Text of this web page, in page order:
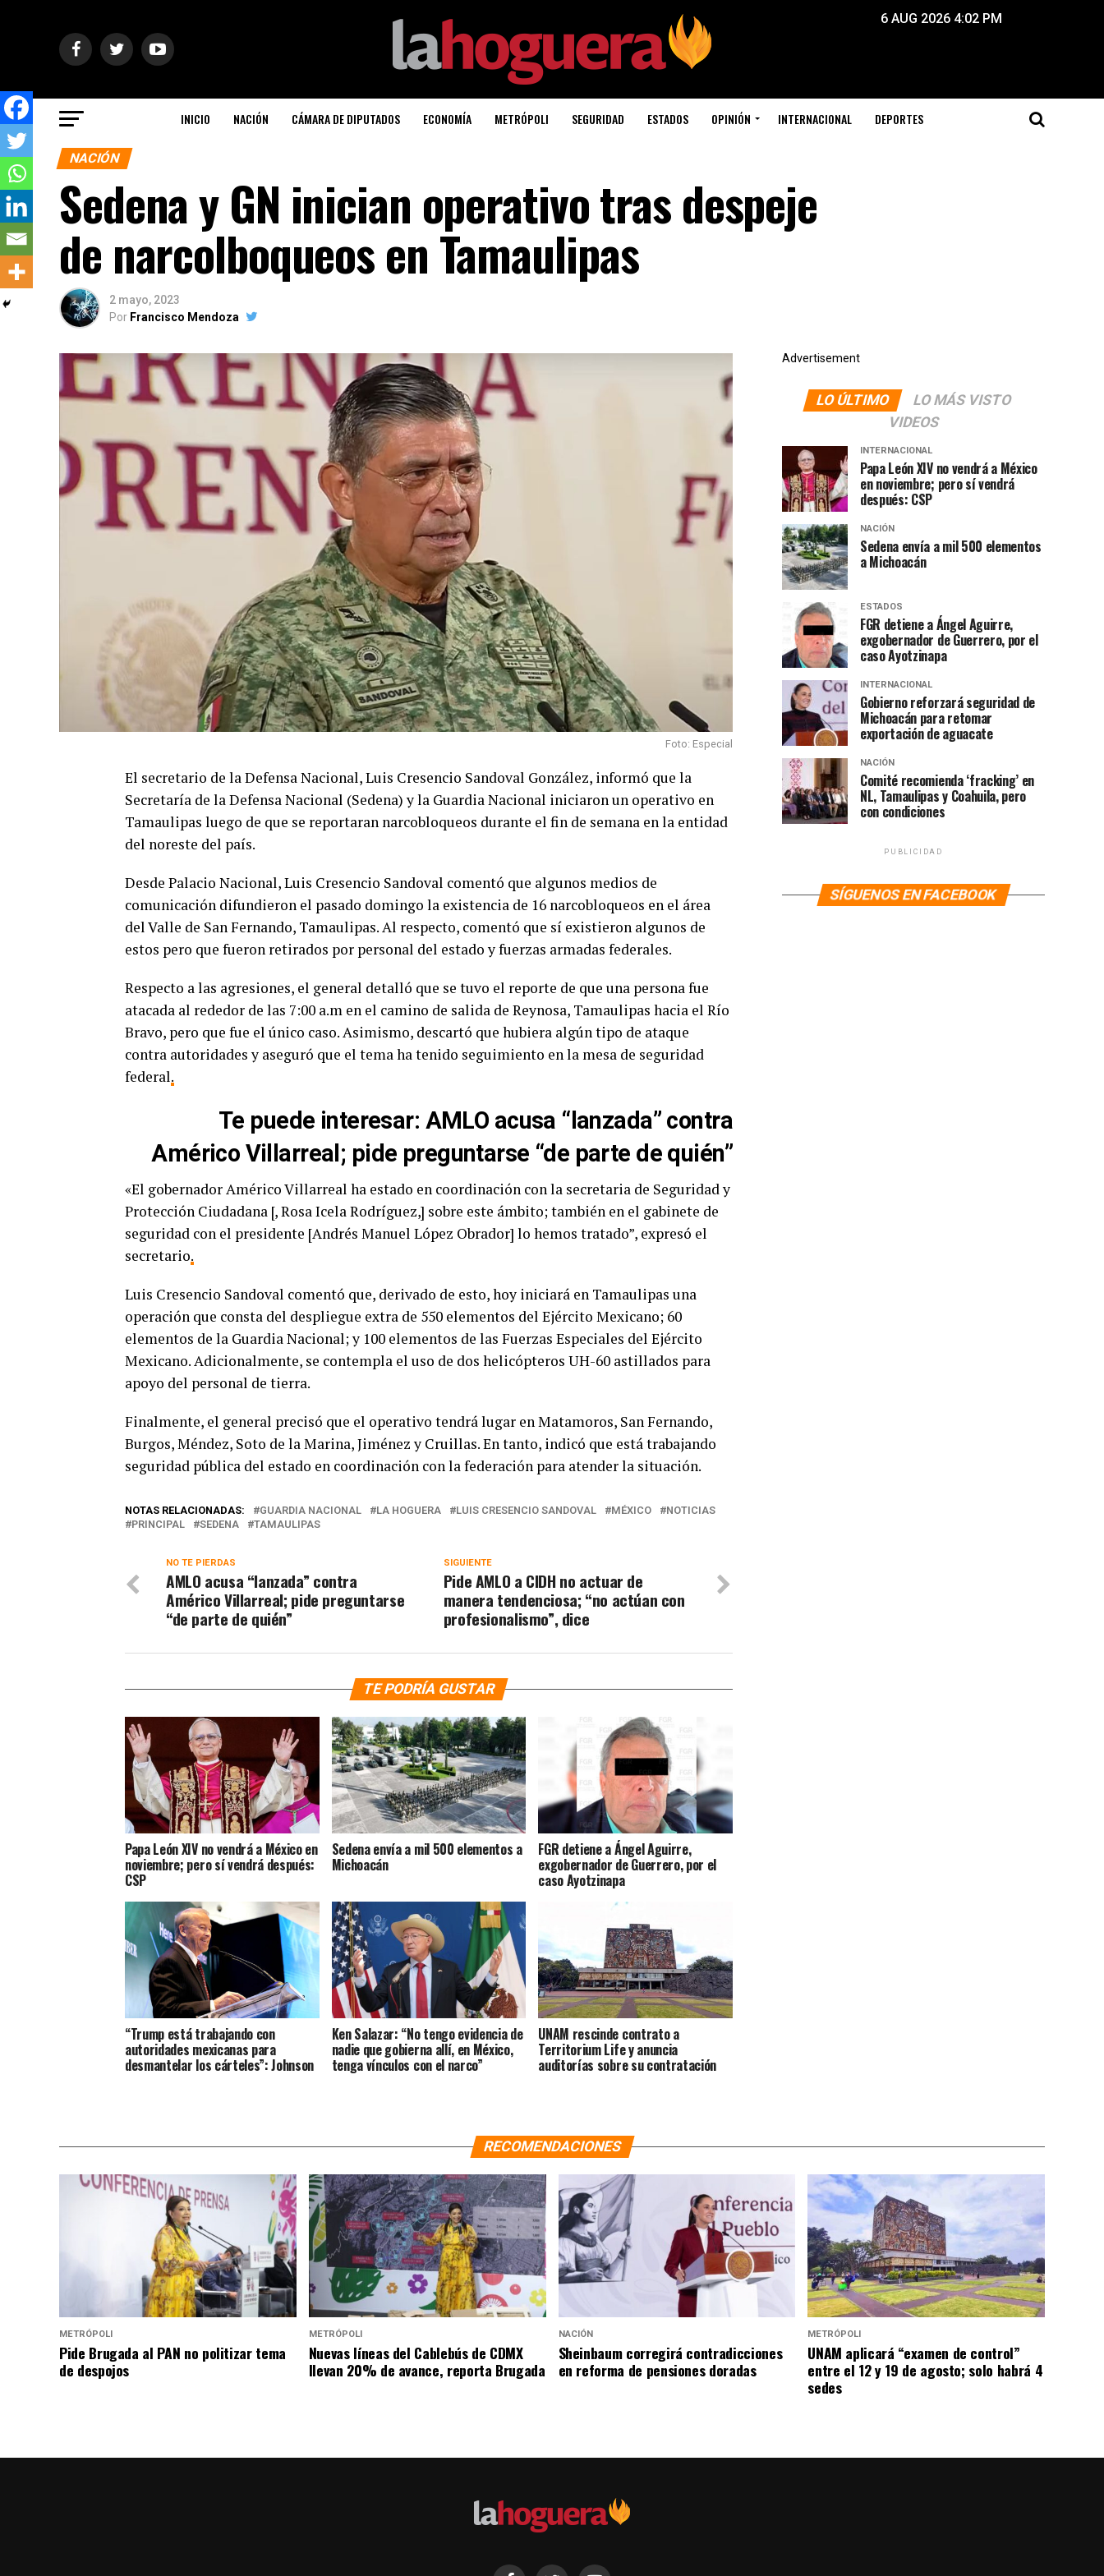
6 AUG 2026 4:02 PM
INICIO NACIÓN CÁMARA DE DIPUTADOS ECONOMÍA METRÓPOLI SEGURIDAD ESTADOS OPINIÓN INTERNACIONAL DEPORTES
NACIÓN
Sedena y GN inician operativo tras despeje
de narcolboqueos en Tamaulipas
2 mayo, 2023
Por Francisco Mendoza
Foto: Especial
El secretario de la Defensa Nacional, Luis Cresencio Sandoval González, informó que la
Secretaría de la Defensa Nacional (Sedena) y la Guardia Nacional iniciaron un operativo en
Tamaulipas luego de que se reportaran narcobloqueos durante el fin de semana en la entidad
del noreste del país.
Desde Palacio Nacional, Luis Cresencio Sandoval comentó que algunos medios de
comunicación difundieron el pasado domingo la existencia de 16 narcobloqueos en el área
del Valle de San Fernando, Tamaulipas. Al respecto, comentó que sí existieron algunos de
estos pero que fueron retirados por personal del estado y fuerzas armadas federales.
Respecto a las agresiones, el general detalló que se tuvo el reporte de que una persona fue
atacada al rededor de las 7:00 a.m en el camino de salida de Reynosa, Tamaulipas hacia el Río
Bravo, pero que fue el único caso. Asimismo, descartó que hubiera algún tipo de ataque
contra autoridades y aseguró que el tema ha tenido seguimiento en la mesa de seguridad
federal.
Te puede interesar: AMLO acusa “lanzada” contra
Américo Villarreal; pide preguntarse “de parte de quién”
«El gobernador Américo Villarreal ha estado en coordinación con la secretaria de Seguridad y
Protección Ciudadana [, Rosa Icela Rodríguez,] sobre este ámbito; también en el gabinete de
seguridad con el presidente [Andrés Manuel López Obrador] lo hemos tratado”, expresó el
secretario.
Luis Cresencio Sandoval comentó que, derivado de esto, hoy iniciará en Tamaulipas una
operación que consta del despliegue extra de 550 elementos del Ejército Mexicano; 60
elementos de la Guardia Nacional; y 100 elementos de las Fuerzas Especiales del Ejército
Mexicano. Adicionalmente, se contempla el uso de dos helicópteros UH-60 astillados para
apoyo del personal de tierra.
Finalmente, el general precisó que el operativo tendrá lugar en Matamoros, San Fernando,
Burgos, Méndez, Soto de la Marina, Jiménez y Cruillas. En tanto, indicó que está trabajando
seguridad pública del estado en coordinación con la federación para atender la situación.
NOTAS RELACIONADAS: GUARDIA NACIONAL LA HOGUERA LUIS CRESENCIO SANDOVAL MÉXICO
NOTICIAS
PRINCIPAL
SEDENA TAMAULIPAS
SIGUIENTE
Pide AMLO a CIDH no actuar de
manera tendenciosa; “no actúan con
profesionalismo”, dice
NO TE PIERDAS
AMLO acusa “lanzada” contra
Américo Villarreal; pide preguntarse
“de parte de quién”
TE PODRÍA GUSTAR
Papa León XIV no vendrá a México en
noviembre; pero sí vendrá después:
CSP
Sedena envía a mil 500 elementos a
Michoacán
FGR detiene a Ángel Aguirre,
exgobernador de Guerrero, por el
caso Ayotzinapa
“Trump está trabajando con
autoridades mexicanas para
desmantelar los cárteles”: Johnson
Ken Salazar: “No tengo evidencia de
nadie que gobierna allí, en México,
tenga vínculos con el narco”
UNAM rescinde contrato a
Territorium Life y anuncia
auditorías sobre su contratación
Advertisement
LO ÚLTIMO
LO MÁS VISTO
VIDEOS
INTERNACIONAL
Papa León XIV no vendrá a México
en noviembre; pero sí vendrá
después: CSP
NACIÓN
Sedena envía a mil 500 elementos
a Michoacán
ESTADOS
FGR detiene a Ángel Aguirre,
exgobernador de Guerrero, por el
caso Ayotzinapa
INTERNACIONAL
Gobierno reforzará seguridad de
Michoacán para retomar
exportación de aguacate
NACIÓN
Comité recomienda ‘fracking’ en
NL, Tamaulipas y Coahuila, pero
con condiciones
PUBLICIDAD
SÍGUENOS EN FACEBOOK
RECOMENDACIONES
METRÓPOLI
Pide Brugada al PAN no politizar tema
de despojos
METRÓPOLI
Nuevas líneas del Cablebús de CDMX
llevan 20% de avance, reporta Brugada
NACIÓN
Sheinbaum corregirá contradicciones
en reforma de pensiones doradas
METRÓPOLI
UNAM aplicará “examen de control”
entre el 12 y 19 de agosto; solo habrá 4
sedes